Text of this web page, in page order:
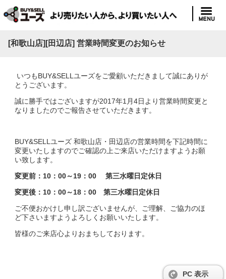
[和歌山店][田辺店] 営業時間変更のお知らせ
いつもBUY&SELLユーズをご愛顧いただきまして誠にありが
とうございます。
誠に勝手ではございますが2017年1月4日より営業時間変更と
なりましたのでご報告させていただきます。
BUY&SELLユーズ 和歌山店・田辺店の営業時間を下記時間に
変更いたしますのでご確認の上ご来店いただけますようお願
い致します。
変更前：10：00～19：00 第三水曜日定休日
変更後：10：00～18：00 第三水曜日定休日
ご不便おかけし申し訳ございませんが、ご理解、ご協力のほ
ど下さいますようよろしくお願いいたします。
皆様のご来店心よりおまちしております。
PC 表示